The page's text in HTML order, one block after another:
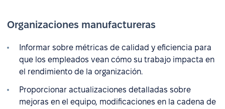
Organizaciones manufactureras
Informar sobre métricas de calidad y eficiencia para
que los empleados vean cómo su trabajo impacta en
el rendimiento de la organización.
Proporcionar actualizaciones detalladas sobre
mejoras en el equipo, modificaciones en la cadena de